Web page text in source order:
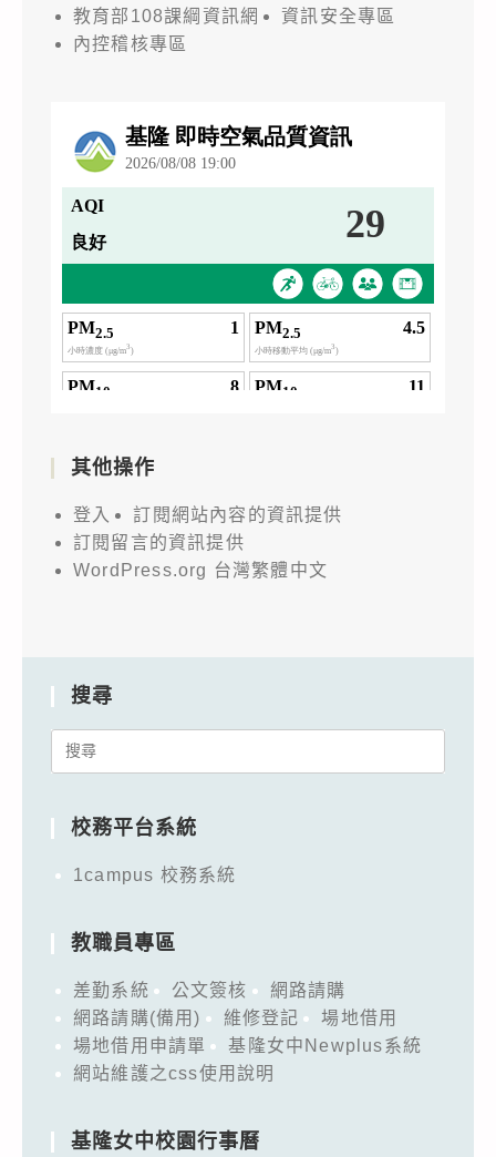
教育部108課綱資訊網
資訊安全專區
內控稽核專區
其他操作
登入
訂閱網站內容的資訊提供
訂閱留言的資訊提供
WordPress.org 台灣繁體中文
搜尋
Search
校務平台系統
1campus 校務系統
教職員專區
差勤系統 公文簽核
網路請購
網路請購(備用)
維修登記
場地借用
場地借用申請單
基隆女中Newplus系統
網站維護之css使用說明
基隆女中校園行事曆